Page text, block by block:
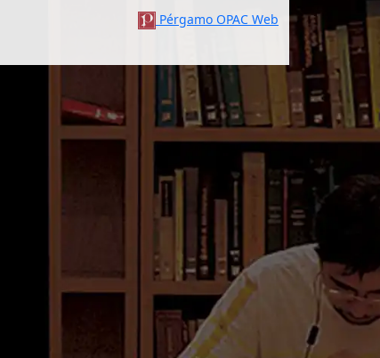
Pérgamo OPAC Web